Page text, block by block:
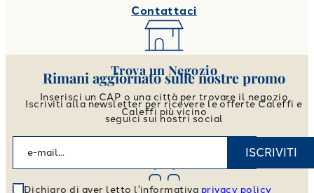
Contattaci
Trova un Negozio
Inserisci un CAP o una città per trovare il negozio
Caleffi più vicino
Vai allo store locator
Rimani aggiornato sulle nostre promo
Iscriviti alla newsletter per ricevere le offerte Caleffi e
seguici sui nostri social
ISCRIVITI
Dichiaro di aver letto l'informativa privacy policy